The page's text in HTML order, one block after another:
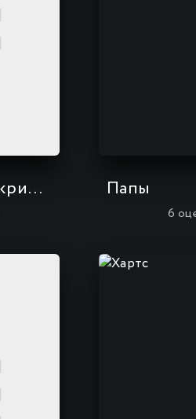
Хрустальная скрипка Папы
6